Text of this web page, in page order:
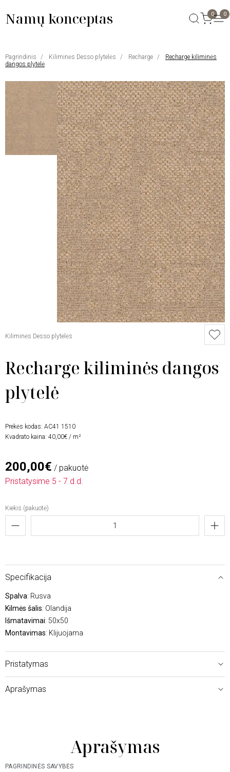
Namų konceptas 0 0
Pagrindinis Kiliminės Desso plytelės Recharge
Recharge kiliminės
dangos plytelė
Kiliminės Desso plytelės
Recharge kiliminės dangos
plytelė
Prekės kodas: AC41 1510
Kvadrato kaina: 40,00€ / m²
200,00€ / pakuotė
Pristatysime 5 - 7 d.d.
Kiekis (pakuotė)
Specifikacija
Spalva: Rusva
Kilmės šalis: Olandija
Išmatavimai: 50x50
Montavimas: Klijuojama
Pristatymas
Aprašymas
Aprašymas
PAGRINDINĖS SAVYBĖS